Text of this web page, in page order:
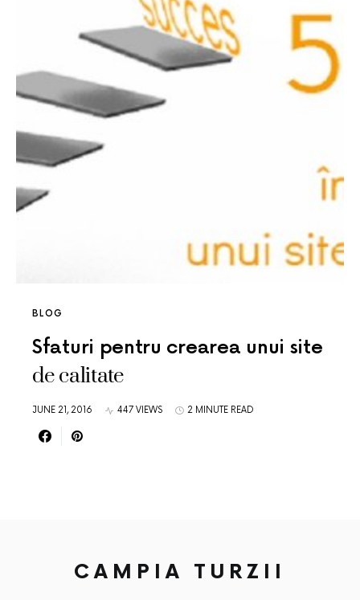
BLOG
Sfaturi pentru crearea unui site
de calitate
JUNE 21, 2016 447 VIEWS 2 MINUTE READ
CAMPIA TURZII